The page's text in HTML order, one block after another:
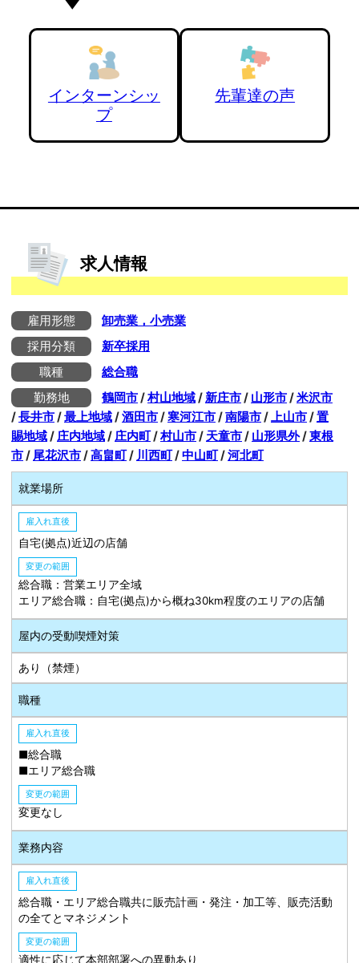
インターンシッ
プ
先輩達の声
求人情報
雇用形態
卸売業，小売業
採用分類
新卒採用
職種
総合職
勤務地
鶴岡市 /村山地域 / 新庄市 / 山形市 /米沢市
/長井市 /最上地域 /酒田市 /寒河江市 /南陽市 / 上山市 /置
賜地域 / 庄内地域 / 庄内町/村山市 / 天童市 / 山形県外/東根
市 / 尾花沢市 /高畠町/ 川西町/中山町/河北町
就業場所
雇入れ直後
自宅(拠点)近辺の店舗
変更の範囲
総合職：営業エリア全域
エリア総合職：自宅(拠点)から概ね30km程度のエリアの店舗
屋内の受動喫煙対策
あり（禁煙）
職種
雇入れ直後
■総合職
■エリア総合職
変更の範囲
変更なし
業務内容
雇入れ直後
総合職・エリア総合職共に販売計画・発注・加工等、販売活動
の全てとマネジメント
変更の範囲
適性に応じて本部部署への異動あり